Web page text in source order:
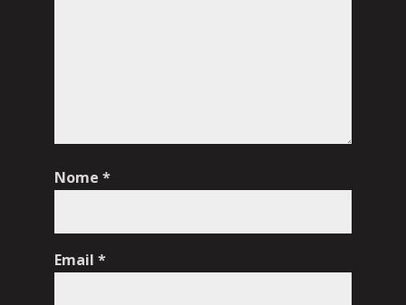
Nome *
Email *